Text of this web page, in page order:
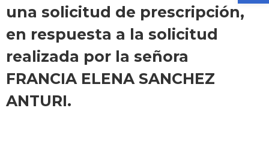
una solicitud de prescripción,
en respuesta a la solicitud
realizada por la señora
FRANCIA ELENA SANCHEZ
ANTURI.